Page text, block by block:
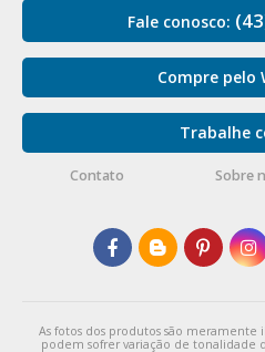
Fale conosco:
Compre pelo
Trabalhe
Contato Sobre
As fotos dos produtos são meramente
podem sofrer variação de tonalidade